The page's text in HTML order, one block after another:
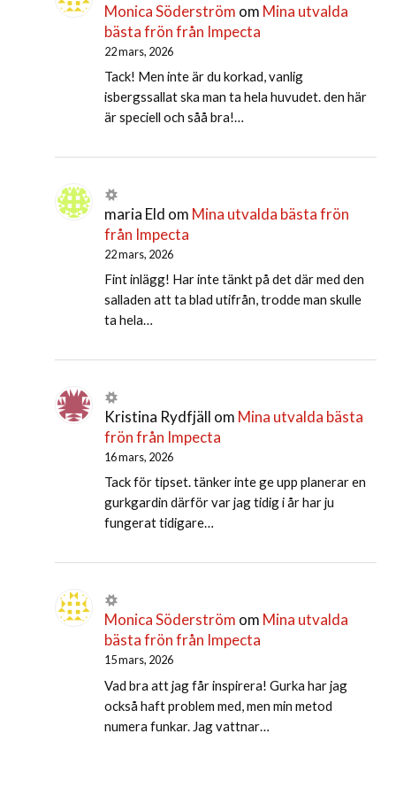
Monica Söderström om Mina utvalda
bästa frön från Impecta
22 mars, 2026
Tack! Men inte är du korkad, vanlig
isbergssallat ska man ta hela huvudet. den här
är speciell och såå bra!…
maria Eld om Mina utvalda bästa frön
från Impecta
22 mars, 2026
Fint inlägg! Har inte tänkt på det där med den
salladen att ta blad utifrån, trodde man skulle
ta hela…
Kristina Rydfjäll om Mina utvalda bästa
frön från Impecta
16 mars, 2026
Tack för tipset. tänker inte ge upp planerar en
gurkgardin därför var jag tidig i år har ju
fungerat tidigare…
Monica Söderström om Mina utvalda
bästa frön från Impecta
15 mars, 2026
Vad bra att jag får inspirera! Gurka har jag
också haft problem med, men min metod
numera funkar. Jag vattnar…